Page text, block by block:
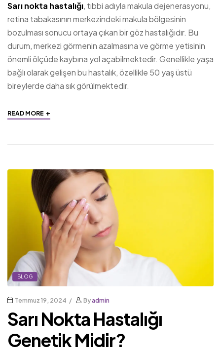
Sarı nokta hastalığı, tıbbi adıyla makula dejenerasyonu,
retina tabakasının merkezindeki makula bölgesinin
bozulması sonucu ortaya çıkan bir göz hastalığıdır. Bu
durum, merkezi görmenin azalmasına ve görme yetisinin
önemli ölçüde kaybına yol açabilmektedir. Genellikle yaşa
bağlı olarak gelişen bu hastalık, özellikle 50 yaş üstü
bireylerde daha sık görülmektedir.
READ MORE +
BLOG
Temmuz 19, 2024 Byadmin
Sarı Nokta Hastalığı
Genetik Midir?